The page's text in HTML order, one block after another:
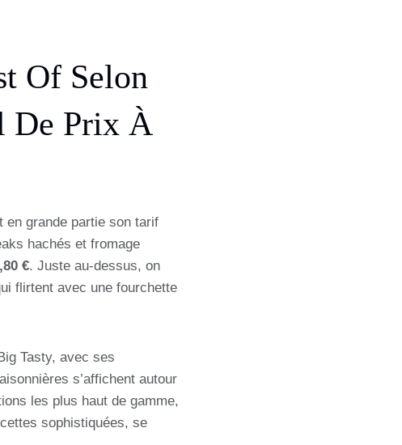
Of Selon
De Prix À
en grande partie son tarif
hachés et fromage
€. Juste au-dessus, on
flirtent avec une fourchette
Tasty, avec ses
s’affichent autour
les plus haut de gamme,
sophistiquées, se